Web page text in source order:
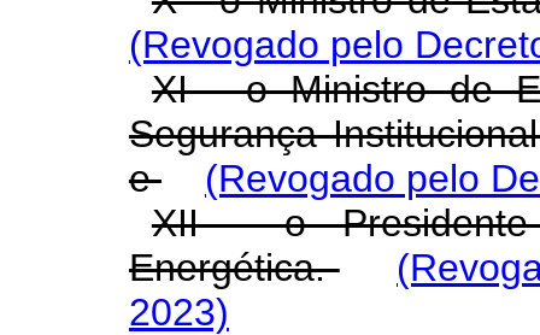
(Revogado pelo
XI - o Ministro de
Segurança
e
(Revogado pelo
XII - o
Energética.
2023)